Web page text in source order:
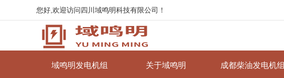
您好,欢迎访问四川域鸣明科技有限公司！
域鸣明发电机组 关于域鸣明 成都柴油发电机组